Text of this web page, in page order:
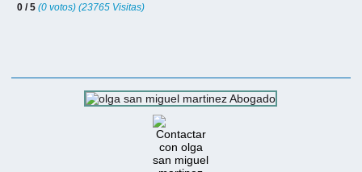
0 / 5(0 votos) (23765 Visitas)